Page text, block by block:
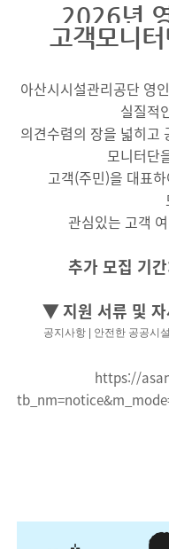
2026년
고객모니
아산시시설관리공단 영
실질적
의견수렴의 장을 넓히고
모니터단
고객(주민)을 대표
관심있는 고객
추가 모집 기
▼ 지원 서류 및
공지사항 | 안전한 공공시
https://